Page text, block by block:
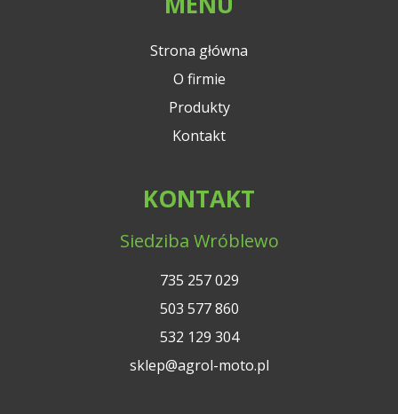
Strona główna
O firmie
Produkty
Kontakt
KONTAKT
Siedziba Wróblewo
735 257 029
503 577 860
532 129 304
sklep@agrol-moto.pl